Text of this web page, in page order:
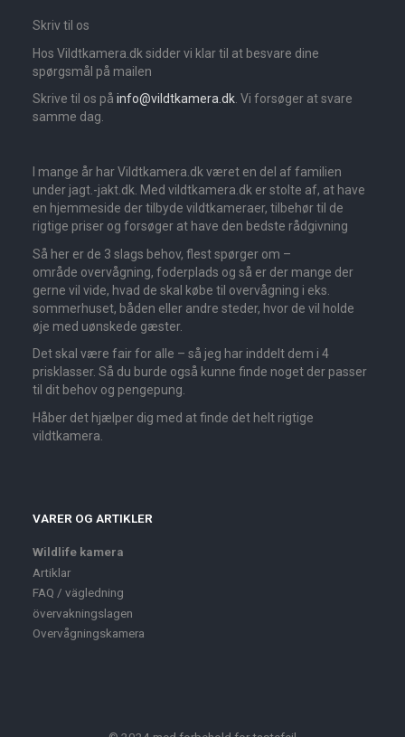
Skriv til os
Hos Vildtkamera.dk sidder vi klar til at besvare dine
spørgsmål på mailen
Skrive til os på info@vildtkamera.dk. Vi forsøger at svare
samme dag.
I mange år har Vildtkamera.dk været en del af familien
under jagt.-jakt.dk. Med vildtkamera.dk er stolte af, at have
en hjemmeside der tilbyde vildtkameraer, tilbehør til de
rigtige priser og forsøger at have den bedste rådgivning
Så her er de 3 slags behov, flest spørger om –
område overvågning, foderplads og så er der mange der
gerne vil vide, hvad de skal købe til overvågning i eks.
sommerhuset, båden eller andre steder, hvor de vil holde
øje med uønskede gæster.
Det skal være fair for alle – så jeg har inddelt dem i 4
prisklasser. Så du burde også kunne finde noget der passer
til dit behov og pengepung.
Håber det hjælper dig med at finde det helt rigtige
vildtkamera.
VARER OG ARTIKLER
Wildlife kamera
Artiklar
FAQ / vägledning
övervakningslagen
Overvågningskamera